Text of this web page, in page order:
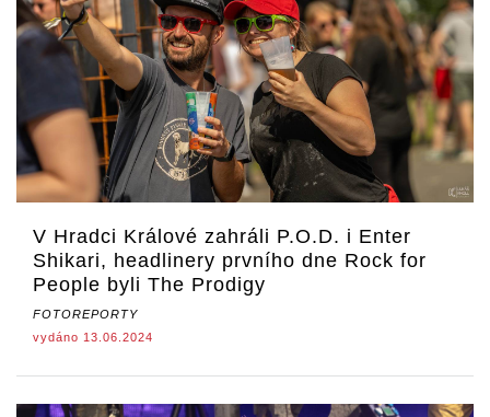
V Hradci Králové zahráli P.O.D. i Enter
Shikari, headlinery prvního dne Rock for
People byli The Prodigy
FOTOREPORTY
vydáno 13.06.2024